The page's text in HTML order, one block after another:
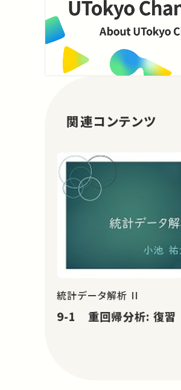
関連コンテンツ
統計データ解析 II
9-1 重回帰分析: 復習